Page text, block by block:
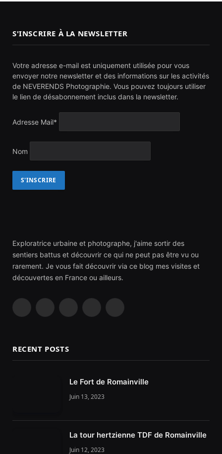
S'INSCRIRE À LA NEWSLETTER
Votre adresse e-mail est uniquement utilisée pour vous
envoyer notre newsletter et des informations sur les activités
de NEVERENDS Photographie. Vous pouvez toujours utiliser
le lien de désabonnement inclus dans la newsletter.
Adresse Mail*
Nom
Exploratrice urbaine et photographe, j'aime sortir des
sentiers battus et découvrir ce qui ne peut pas être vu ou
rarement. Je vous fait découvrir via ce blog mes visites et
découvertes en France ou ailleurs.
FacebookInstagramYouTube TikTok RSS
RECENT POSTS
Le Fort de Romainville
Juin 13, 2023
La tour hertzienne TDF de Romainville
Juin 12, 2023